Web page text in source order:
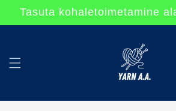
контенту
Tasuta kohaletoimetamine